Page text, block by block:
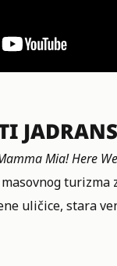
Mia! Here
uličice, stara